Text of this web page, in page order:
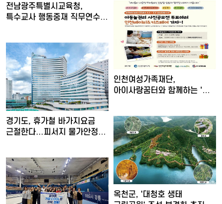
전남광주특별시교육청,
특수교사 행동중재 직무연수
인천여성가족재단,
아이사랑꿈터와 함께하는 '놀
경기도, 휴가철 바가지요금
근절한다…피서지 물가안정
옥천군, '대청호 생태